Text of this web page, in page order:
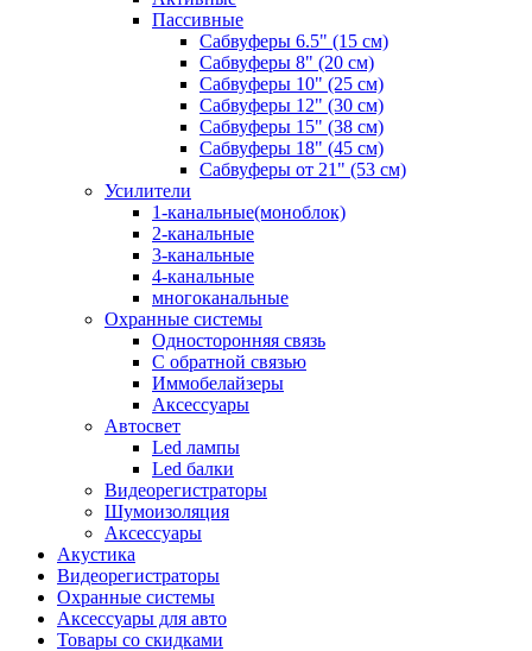
Пассивные
Сабвуферы 6.5" (15 см)
Сабвуферы 8" (20 см)
Сабвуферы 10" (25 см)
Сабвуферы 12" (30 см)
Сабвуферы 15" (38 см)
Сабвуферы 18" (45 см)
Сабвуферы от 21" (53 см)
Усилители
1-канальные(моноблок)
2-канальные
3-канальные
4-канальные
многоканальные
Охранные системы
Односторонняя связь
С обратной связью
Иммобелайзеры
Аксессуары
Автосвет
Led лампы
Led балки
Видеорегистраторы
Шумоизоляция
Аксессуары
Акустика
Видеорегистраторы
Охранные системы
Аксессуары для авто
Товары со скидками